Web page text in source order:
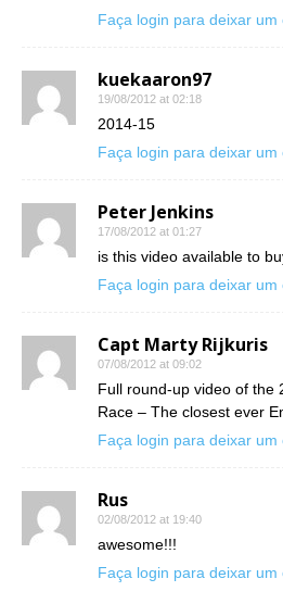
Faça login para deixar um
kuekaaron97
19/08/2012 at 02:18
2014-15
Faça login para deixar um
Peter Jenkins
17/08/2012 at 01:27
is this video available to
Faça login para deixar um
Capt Marty Rijkuris
07/08/2012 at 09:02
Full round-up video of the
Race – The closest ever
Faça login para deixar um
Rus
02/08/2012 at 19:40
awesome!!!
Faça login para deixar um